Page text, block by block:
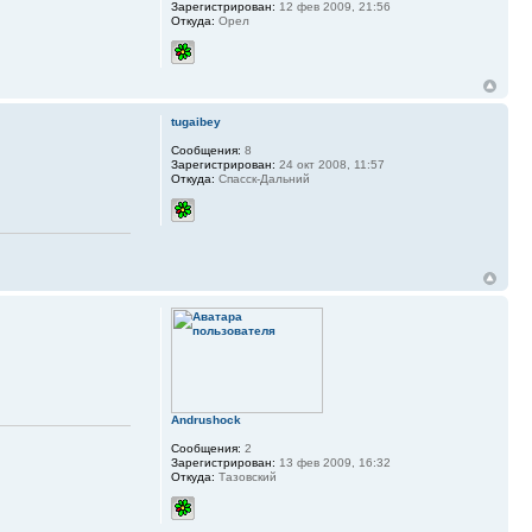
Зарегистрирован: 12 фев 2009, 21:56
Откуда: Орел
tugaibey
Сообщения: 8
Зарегистрирован: 24 окт 2008, 11:57
Откуда: Спасск-Дальний
Andrushock
Сообщения: 2
Зарегистрирован: 13 фев 2009, 16:32
Откуда: Тазовский